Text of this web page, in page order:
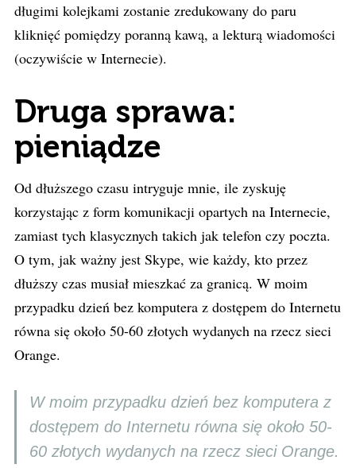
długimi kolejkami zostanie zredukowany do paru
kliknięć pomiędzy poranną kawą, a lekturą wiadomości
(oczywiście w Internecie).
Druga sprawa:
pieniądze
Od dłuższego czasu intryguje mnie, ile zyskuję
korzystając z form komunikacji opartych na Internecie,
zamiast tych klasycznych takich jak telefon czy poczta.
O tym, jak ważny jest Skype, wie każdy, kto przez
dłuższy czas musiał mieszkać za granicą. W moim
przypadku dzień bez komputera z dostępem do Internetu
równa się około 50-60 złotych wydanych na rzecz sieci
Orange.
W moim przypadku dzień bez komputera z
dostępem do Internetu równa się około 50-
60 złotych wydanych na rzecz sieci Orange.